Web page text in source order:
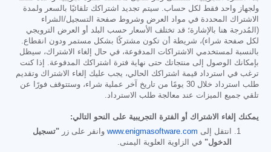
ولجهاز واحد فقط لكل حساب. سيتم تجديد اشتراكك تلقائيًا بالسعر ولمدة
الاشتراك المحددة في مواد العرض وشروط صفحة التسجيل/الشراء
(المُدرجة هنا بالإشارة؛ قد تختلف الأسعار حسب البلد أو العرض الترويجي
لكل صفحة شراء)، شريطة أن تكون مشتركًا بشكل مستمر ودون انقطاع.
بالنسبة لمستخدمي الاشتراكات المدفوعة، في حال إلغاء الاشتراك، سيظل
بإمكانك الوصول إلى منتجاتك حتى نهاية فترة اشتراكك المدفوعة. إذا كنت
ترغب في استرداد قيمة اشتراكك الحالي، يجب عليك إلغاء الاشتراك وتقديم
طلب استرداد خلال 30 يومًا من تاريخ آخر عملية شراء، وستتوقف فورًا عن
تلقي جميع الميزات عند معالجة طلب الاسترداد.
يمكنك إلغاء الاشتراك أو الفترة التجريبية على النحو التالي:
انتقل إلى www.enigmasoftware.com وانقر على زر "تسجيل
الدخول" في الزاوية العلوية اليمنى.